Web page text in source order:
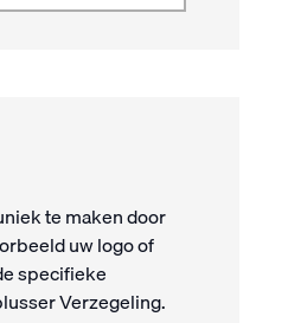
te maken door
uw logo of
specifieke
Verzegeling.